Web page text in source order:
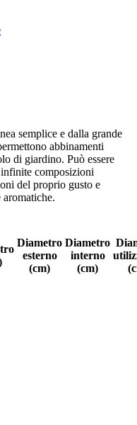
semplice e dalla grande
abbinamenti
di giardino. Può essere
composizioni
del proprio gusto e
Diametro
esterno
(cm)
Diametro
interno
(cm)